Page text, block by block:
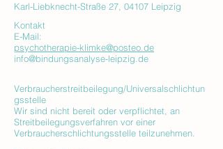
Karl-Liebknecht-Straße 27, 04107 Leipzig
Kontakt
E-Mail:
psychotherapie-klimke@posteo.de
info@bindungsanalyse-leipzig.de
Verbraucherstreitbeilegung/Universalschlichtun
gsstelle
Wir sind nicht bereit oder verpflichtet, an
Streitbeilegungsverfahren vor einer
Verbraucherschlichtungsstelle teilzunehmen.